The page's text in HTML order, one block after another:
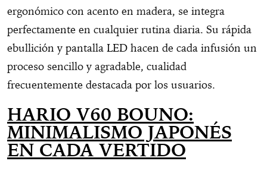
ergonómico con acento en madera, se integra
perfectamente en cualquier rutina diaria. Su rápida
ebullición y pantalla LED hacen de cada infusión un
proceso sencillo y agradable, cualidad
frecuentemente destacada por los usuarios.
HARIO V60 BOUNO:
MINIMALISMO JAPONÉS
EN CADA VERTIDO